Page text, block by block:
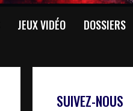
JEUX VIDÉO DOSSIERS
SUIVEZ-NOUS